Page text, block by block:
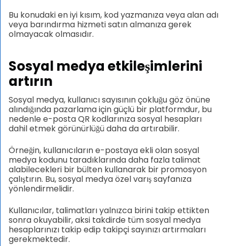
Bu konudaki en iyi kısım, kod yazmanıza veya alan adı
veya barındırma hizmeti satın almanıza gerek
olmayacak olmasıdır.
Sosyal medya etkileşimlerini
artırın
Sosyal medya, kullanıcı sayısının çokluğu göz önüne
alındığında pazarlama için güçlü bir platformdur, bu
nedenle e-posta QR kodlarınıza sosyal hesapları
dahil etmek görünürlüğü daha da artırabilir.
Örneğin, kullanıcıların e-postaya ekli olan sosyal
medya kodunu taradıklarında daha fazla talimat
alabilecekleri bir bülten kullanarak bir promosyon
çalıştırın. Bu, sosyal medya özel varış sayfanıza
yönlendirmelidir.
Kullanıcılar, talimatları yalnızca birini takip ettikten
sonra okuyabilir, aksi takdirde tüm sosyal medya
hesaplarınızı takip edip takipçi sayınızı artırmaları
gerekmektedir.